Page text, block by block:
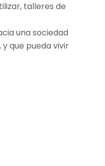
talleres de
una sociedad
que pueda vivir